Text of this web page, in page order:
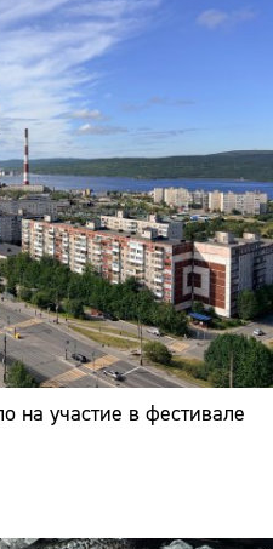
на участие в фестивале